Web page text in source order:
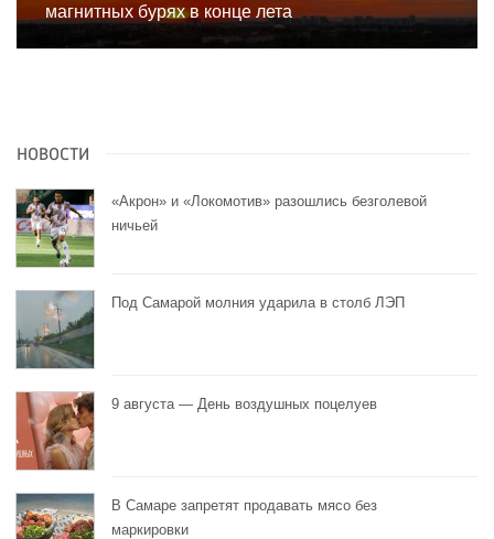
магнитных бурях в конце лета
НОВОСТИ
«Акрон» и «Локомотив» разошлись безголевой
ничьей
Под Самарой молния ударила в столб ЛЭП
9 августа — День воздушных поцелуев
В Самаре запретят продавать мясо без
маркировки